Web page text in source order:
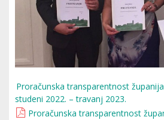
Proračunska transparentnost
studeni 2022. – travanj 2023.
Proračunska transparentnost